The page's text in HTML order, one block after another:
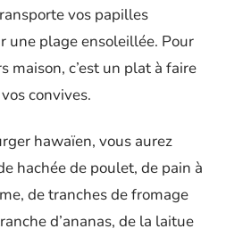
vos papilles
une plage ensoleillée. Pour
maison, c’est un plat à faire
convives.
hawaïen, vous aurez
hachée de poulet, de pain à
de tranches de fromage
d’ananas, de la laitue